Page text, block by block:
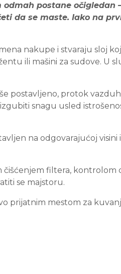
postane očigledan
da se maste. Iako na
nakupe i stvaraju sloj
ili mašini za sudove. U
postavljeno, protok
snagu usled
na odgovarajućoj
filtera, kontrolom
se majstoru.
prijatnim mestom za